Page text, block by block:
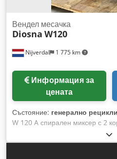
Nijverdal 1 775 km
Вендел месачка
Diosna W120
Информация за
цената
Състояние: генерално
W 120 A спирален миксер с 2
тесто. 2-степенна трансмисия
честотен инвертор.
контролен панел. Трансмисия